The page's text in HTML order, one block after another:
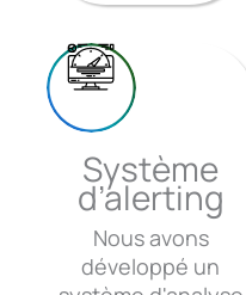
Système
d’alerting
Nous avons
développé un